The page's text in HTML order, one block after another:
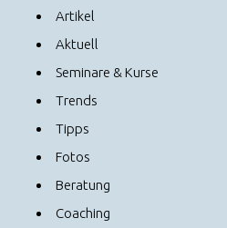
Artikel
Aktuell
Seminare & Kurse
Trends
Tipps
Fotos
Beratung
Coaching